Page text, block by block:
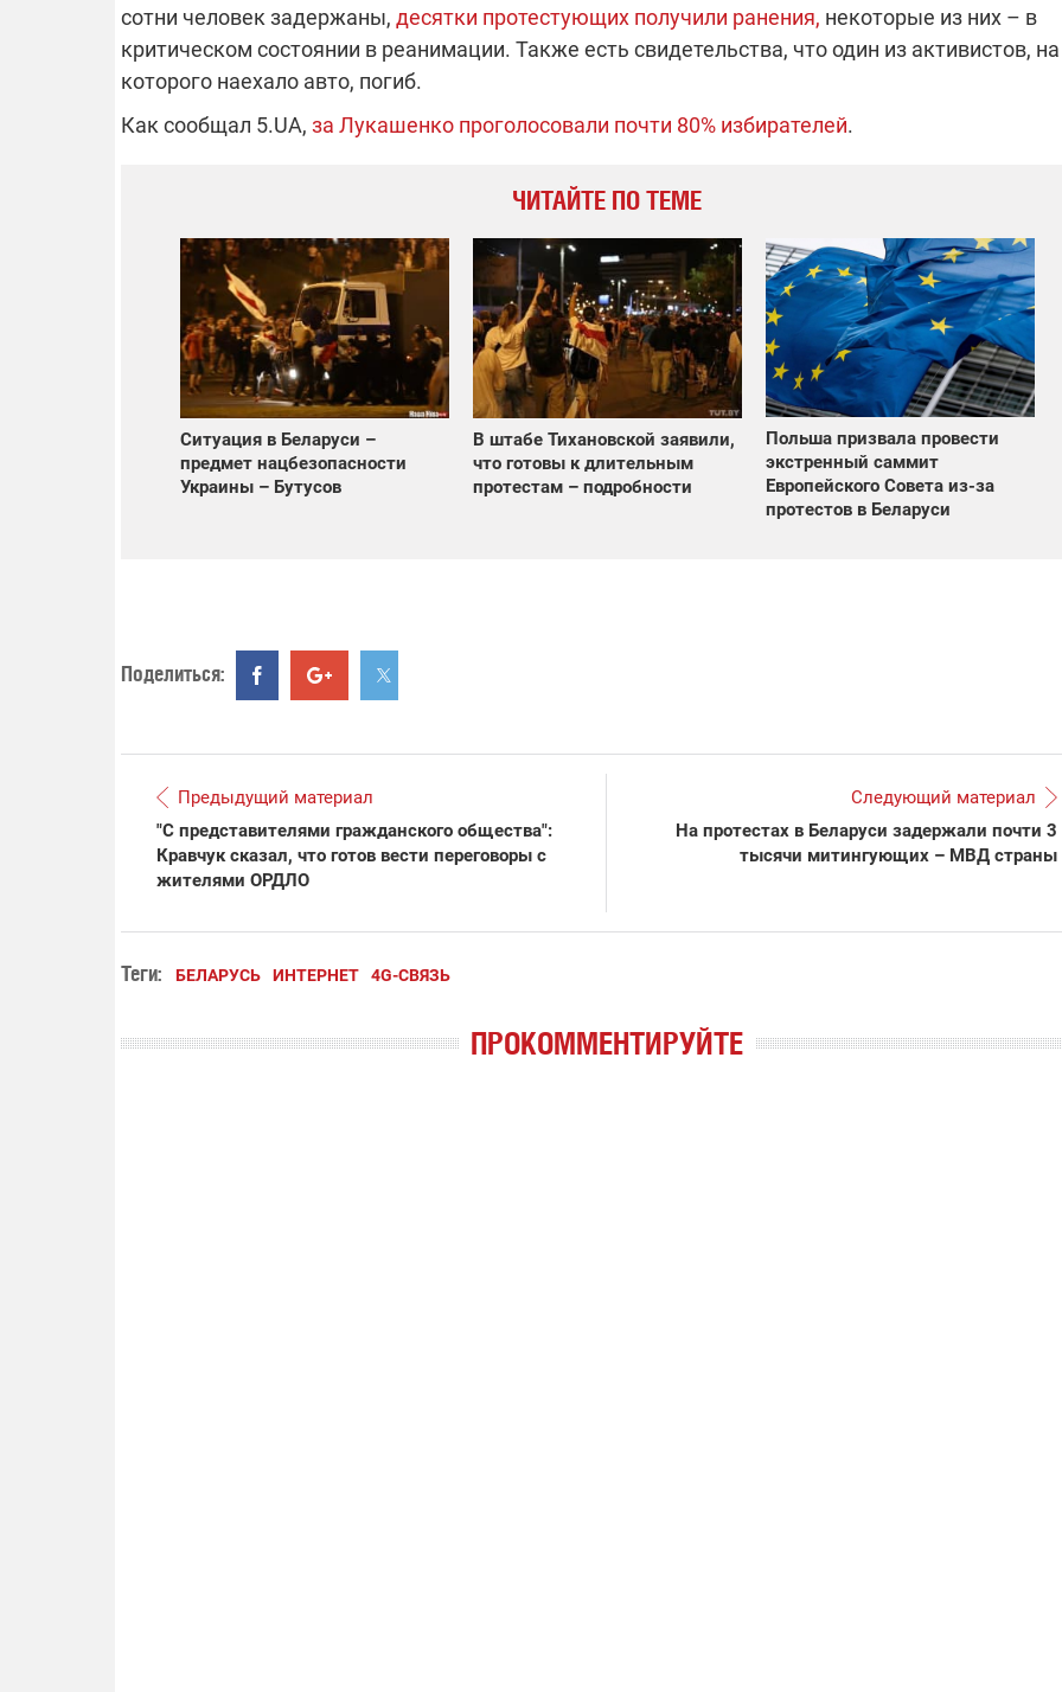
сотни человек задержаны, десятки протестующих получили ранения, некоторые из них – в
критическом состоянии в реанимации. Также есть свидетельства, что один из активистов, на
которого наехало авто, погиб.
Как сообщал 5.UA, за Лукашенко проголосовали почти 80% избирателей.
ЧИТАЙТЕ ПО ТЕМЕ
Ситуация в Беларуси –
предмет нацбезопасности
Украины – Бутусов
В штабе Тихановской заявили,
что готовы к длительным
протестам – подробности
Польша призвала провести
экстренный саммит
Европейского Совета из-за
протестов в Беларуси
Поделиться:
Предыдущий материал
"С представителями гражданского общества":
Кравчук сказал, что готов вести переговоры с
жителями ОРДЛО
Следующий материал
На протестах в Беларуси задержали почти 3
тысячи митингующих – МВД страны
Теги: БЕЛАРУСЬ ИНТЕРНЕТ 4G-СВЯЗЬ
ПРОКОММЕНТИРУЙТЕ